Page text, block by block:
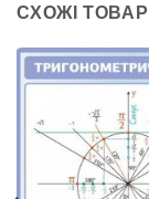
СХОЖІ